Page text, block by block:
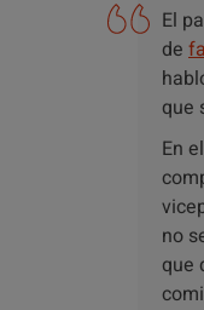
El
de
que
En el
no
que